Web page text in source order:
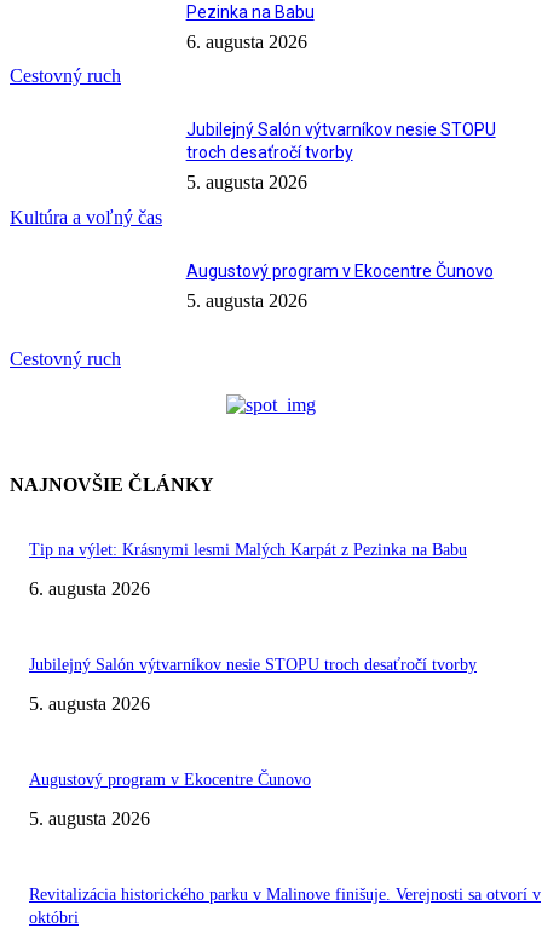
Cestovný ruch
Pezinka na Babu
6. augusta 2026
Kultúra a voľný čas
Jubilejný Salón výtvarníkov nesie STOPU
troch desaťročí tvorby
5. augusta 2026
Cestovný ruch
Augustový program v Ekocentre Čunovo
5. augusta 2026
NAJNOVŠIE ČLÁNKY
Tip na výlet: Krásnymi lesmi Malých Karpát z Pezinka na Babu
6. augusta 2026
Jubilejný Salón výtvarníkov nesie STOPU troch desaťročí tvorby
5. augusta 2026
Augustový program v Ekocentre Čunovo
5. augusta 2026
Revitalizácia historického parku v Malinove finišuje. Verejnosti sa otvorí v
októbri